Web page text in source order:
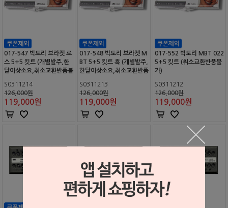
017-547 빅토리 브라켓 로
스 5+5 킷트 (개별발주,한
달이상소요,취소교환반품불
S0311214
126,000원
119,000원
017-548 빅토리 브라켓 M
BT 5+5 킷트 훅 (개별발주,
한달이상소요,취소교환반품
S0311213
126,000원
119,000원
017-552 빅토리 MBT 022
5+5 킷트 (취소교환반품불
가)
S0311212
126,000원
119,000원